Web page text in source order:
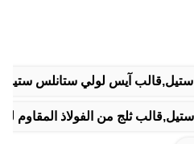
آيس لولي ستانلس
ثلج من الفولاذ المقاوم